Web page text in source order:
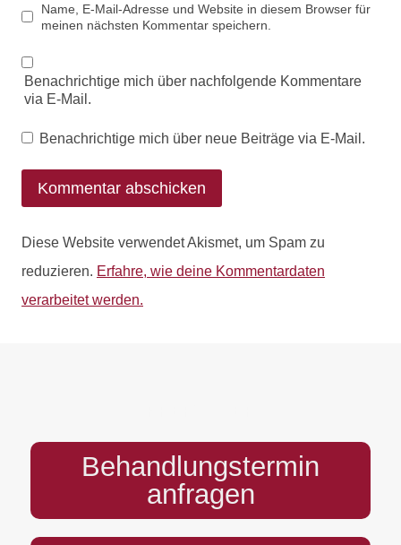
Name, E-Mail-Adresse und Website in diesem Browser für
meinen nächsten Kommentar speichern.
Benachrichtige mich über nachfolgende Kommentare
via E-Mail.
Benachrichtige mich über neue Beiträge via E-Mail.
Diese Website verwendet Akismet, um Spam zu
reduzieren. Erfahre, wie deine Kommentardaten
verarbeitet werden.
Behandlungstermin
anfragen